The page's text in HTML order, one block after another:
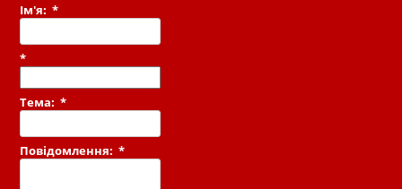
Ім'я:*
*
Тема:*
Повідомлення:*